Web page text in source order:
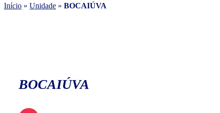
Início » Unidade » BOCAIÚVA
BOCAIÚVA